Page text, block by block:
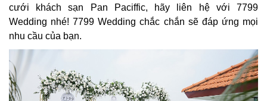
cưới khách sạn Pan Paciffic, hãy liên hệ với 7799
Wedding nhé! 7799 Wedding chắc chắn sẽ đáp ứng mọi
nhu cầu của bạn.